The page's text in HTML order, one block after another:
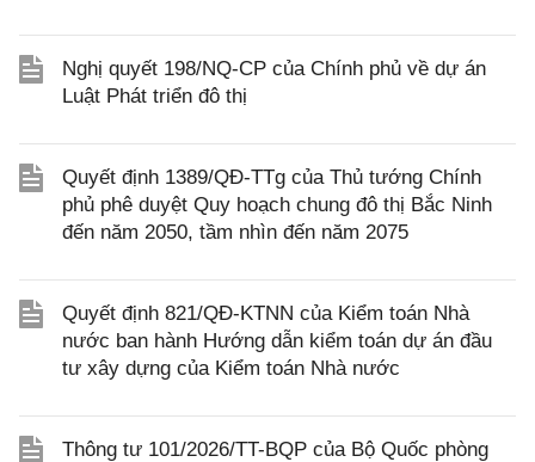
Nghị quyết 198/NQ-CP của Chính phủ về dự án
Luật Phát triển đô thị
Quyết định 1389/QĐ-TTg của Thủ tướng Chính
phủ phê duyệt Quy hoạch chung đô thị Bắc Ninh
đến năm 2050, tầm nhìn đến năm 2075
Quyết định 821/QĐ-KTNN của Kiểm toán Nhà
nước ban hành Hướng dẫn kiểm toán dự án đầu
tư xây dựng của Kiểm toán Nhà nước
Thông tư 101/2026/TT-BQP của Bộ Quốc phòng